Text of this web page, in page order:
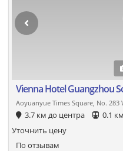
Vienna Hotel Guangzhou
Aoyuanyue Times Square, No.
3.7 км до центра 0.1 км
По отзывам
Уточнить цену